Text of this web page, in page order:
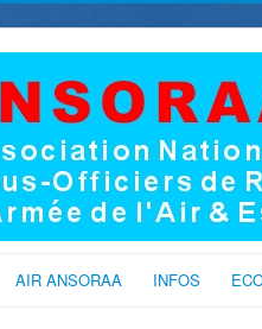
AIR ANSORAA INFOS